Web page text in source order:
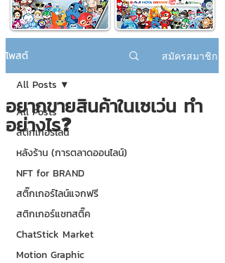
โพสต์ สมัครสมาชิก
All Posts
สติกเกอร์ไลน์
หลังร้าน (การตลาดออนไลน์)
NFT for BRAND
สติ๊กเกอร์ไลน์แจกฟรี
สติกเกอร์แชทสติ๊ค
ChatStick Market
Motion Graphic
All Posts
อยากขายสินค้าในเซเว่น ทำ
อย่างไร❓